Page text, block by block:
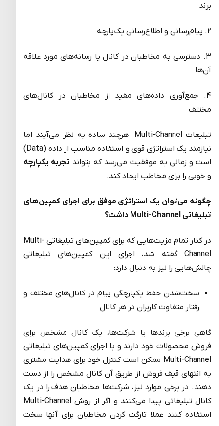
برند
۲. پیام‌رسانی و اطلاع‌رسانی یک‌پارچه
۳. دسترسی به مخاطبان در کانال یا رسانه‌‌های مورد علاقه
آن‌ها
۴. جمع‌آوری داده‌های مفید از مخاطبان در کانال‌های
مختلف
تبلیغات Multi-Channel هرچند ساده به نظر می‌آیند اما
نیازمند یک استراتژی قوی و استفاده مناسب از داده (Data)
است و زمانی به موفقیت می‌رسد که بتواند تجربه یکپارچه
و خوبی را برای مخاطب ایجاد کند.
چگونه می‌توان یک استراتژی موفق برای اجرای کمپین‌های
تبلیغاتی Multi-Channel داشت؟
در کنار تمام مزیت‌هایی که برای کمپین‌های تبلیغاتی Multi-
Channel گفته شد، اجرای این کمپین‌های تبلیغاتی
چالش‌هایی را نیز به دنبال دارد:
سخت‌شدن حفظ یکپارچگی پیام در کانال‌های مختلف و
رفتار متفاوت کاربران در هر کانال
گاهی برخی برندها یا شرکت‌ها، یک کانال مشخص برای
فروش محصولات خود دارند و با اجرای کمپین‌های تبلیغاتی
Multi-Channel ممکن است کنترل خود برای هدایت مشتری
به انتهای قیف فروش از طریق آن کانال مشخص را از دست
دهند. در برخی موارد نیز، شرکت‌ها مخاطبان هدف را در یک
کانال تبلیغاتی پیدا می‌کنند و اگر از روش Multi-Channel
استفاده کنند عملا تارگت کردن مخاطبان برای آنها سخت